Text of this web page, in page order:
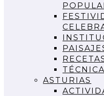
ASTURIAS